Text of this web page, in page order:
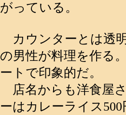
がっている。
カウンターとは透
の男性が料理を作る
ートで印象的だ。
店名からも洋食屋
ーはカレーライス